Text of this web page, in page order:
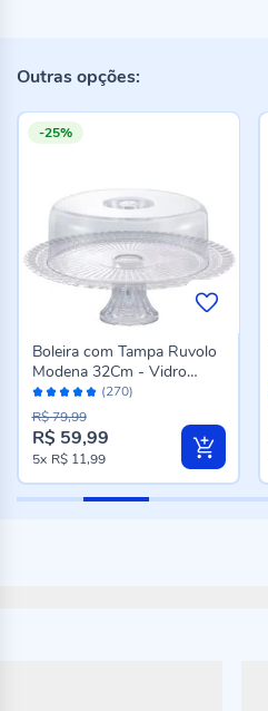
Outras opções:
-25%
Avaliação:
98%
(270)
Boleira com Tampa Ruvolo
Modena 32Cm - Vidro
Transparente
Preço
especial
R$ 59,99
R$ 79,99
5x R$ 11,99